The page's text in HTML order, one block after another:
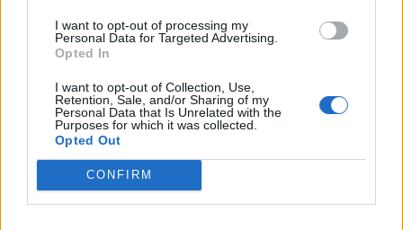
I want to opt-out of processing my
Personal Data for Targeted Advertising.
Opted In
I want to opt-out of Collection, Use,
Retention, Sale, and/or Sharing of my
Personal Data that Is Unrelated with the
Purposes for which it was collected.
Opted Out
CONFIRM